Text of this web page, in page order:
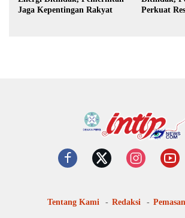
Jaga Kepentingan Rakyat
Perkuat
Tentang Kami Redaksi